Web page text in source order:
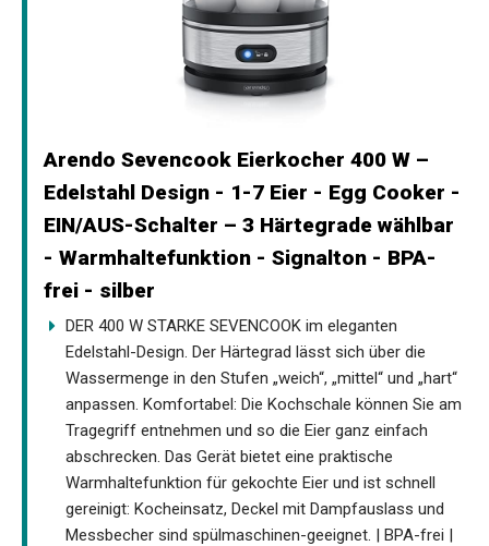
Arendo Sevencook Eierkocher 400 W –
Edelstahl Design - 1-7 Eier - Egg Cooker -
EIN/AUS-Schalter – 3 Härtegrade wählbar
- Warmhaltefunktion - Signalton - BPA-
frei - silber
DER 400 W STARKE SEVENCOOK im eleganten
Edelstahl-Design. Der Härtegrad lässt sich über die
Wassermenge in den Stufen „weich“, „mittel“ und „hart“
anpassen. Komfortabel: Die Kochschale können Sie am
Tragegriff entnehmen und so die Eier ganz einfach
abschrecken. Das Gerät bietet eine praktische
Warmhaltefunktion für gekochte Eier und ist schnell
gereinigt: Kocheinsatz, Deckel mit Dampfauslass und
Messbecher sind spülmaschinen-geeignet. | BPA-frei |